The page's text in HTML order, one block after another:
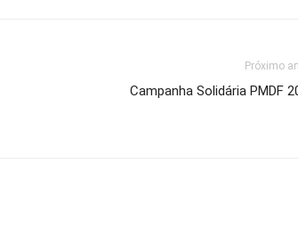
Próximo
Campanha Solidária PMDF